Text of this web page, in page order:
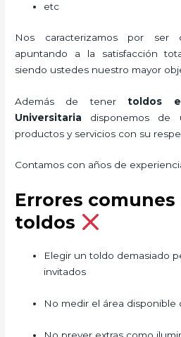
etc
Nos caracterizamos por ser
apuntando a la satisfacción
siendo ustedes nuestro mayor
Además de tenertoldos
Universitaria disponemos de
productos y servicios con su
Contamos con años de
Errores
toldos
Elegir un toldo demasiado
invitados
No medir el área disponible